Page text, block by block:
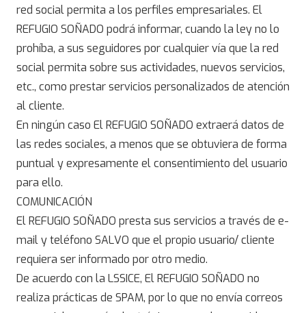
red social permita a los perfiles empresariales. El
REFUGIO SOÑADO podrá informar, cuando la ley no lo
prohíba, a sus seguidores por cualquier vía que la red
social permita sobre sus actividades, nuevos servicios,
etc., como prestar servicios personalizados de atención
al cliente.
En ningún caso El REFUGIO SOÑADO extraerá datos de
las redes sociales, a menos que se obtuviera de forma
puntual y expresamente el consentimiento del usuario
para ello.
COMUNICACIÓN
El REFUGIO SOÑADO presta sus servicios a través de e-
mail y teléfono SALVO que el propio usuario/ cliente
requiera ser informado por otro medio.
De acuerdo con la LSSICE, El REFUGIO SOÑADO no
realiza prácticas de SPAM, por lo que no envía correos